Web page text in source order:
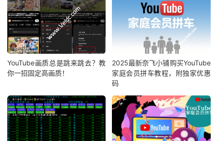
YouTube画质总是跳来跳去？教
你一招固定高画质！
2025最新奈飞小铺购买YouTube
家庭会员拼车教程，附独家优惠
码